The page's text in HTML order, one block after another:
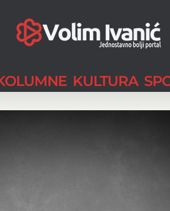
KULTURA